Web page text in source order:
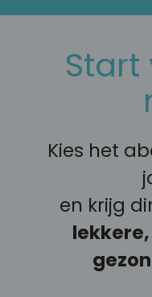
Kies het
en krijg